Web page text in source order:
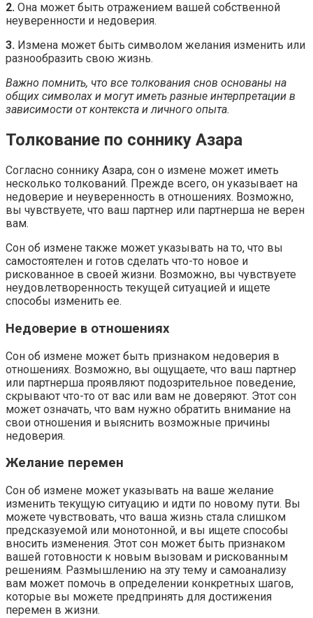
2. Она может быть отражением вашей собственной
неуверенности и недоверия.
3. Измена может быть символом желания изменить или
разнообразить свою жизнь.
Важно помнить, что все толкования снов основаны на
общих символах и могут иметь разные интерпретации в
зависимости от контекста и личного опыта.
Толкование по соннику Азара
Согласно соннику Азара, сон о измене может иметь
несколько толкований. Прежде всего, он указывает на
недоверие и неуверенность в отношениях. Возможно,
вы чувствуете, что ваш партнер или партнерша не верен
вам.
Сон об измене также может указывать на то, что вы
самостоятелен и готов сделать что-то новое и
рискованное в своей жизни. Возможно, вы чувствуете
неудовлетворенность текущей ситуацией и ищете
способы изменить ее.
Недоверие в отношениях
Сон об измене может быть признаком недоверия в
отношениях. Возможно, вы ощущаете, что ваш партнер
или партнерша проявляют подозрительное поведение,
скрывают что-то от вас или вам не доверяют. Этот сон
может означать, что вам нужно обратить внимание на
свои отношения и выяснить возможные причины
недоверия.
Желание перемен
Сон об измене может указывать на ваше желание
изменить текущую ситуацию и идти по новому пути. Вы
можете чувствовать, что ваша жизнь стала слишком
предсказуемой или монотонной, и вы ищете способы
вносить изменения. Этот сон может быть признаком
вашей готовности к новым вызовам и рискованным
решениям. Размышлению на эту тему и самоанализу
вам может помочь в определении конкретных шагов,
которые вы можете предпринять для достижения
перемен в жизни.